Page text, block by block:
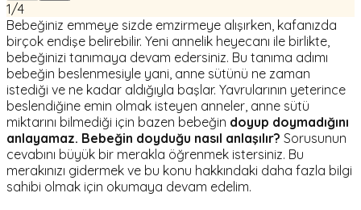
1/4
Bebeğiniz emmeye sizde emzirmeye alışırken, kafanızda
birçok endişe belirebilir. Yeni annelik heyecanı ile birlikte,
bebeğinizi tanımaya devam edersiniz. Bu tanıma adımı
bebeğin beslenmesiyle yani, anne sütünü ne zaman
istediği ve ne kadar aldığıyla başlar. Yavrularının yeterince
beslendiğine emin olmak isteyen anneler, anne sütü
miktarını bilmediği için bazen bebeğin doyup doymadığını
anlayamaz. Bebeğin doyduğu nasıl anlaşılır? Sorusunun
cevabını büyük bir merakla öğrenmek istersiniz. Bu
merakınızı gidermek ve bu konu hakkındaki daha fazla bilgi
sahibi olmak için okumaya devam edelim.